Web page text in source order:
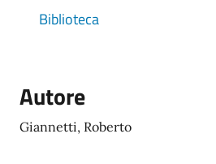
Biblioteca
Autore
Giannetti, Roberto